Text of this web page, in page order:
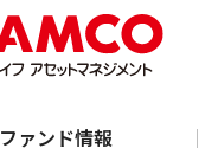
ファンド情報